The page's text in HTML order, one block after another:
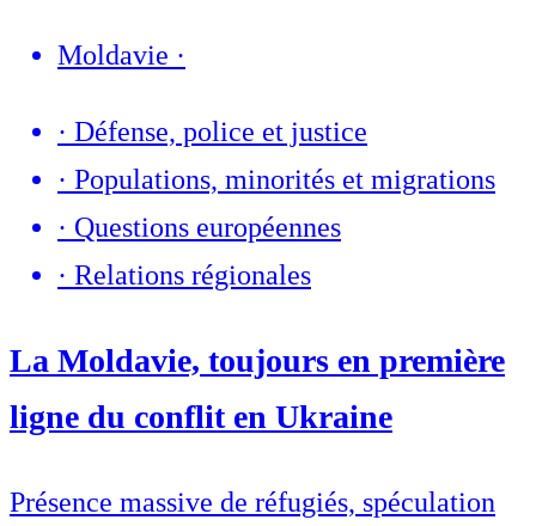
Moldavie ·
· Défense, police et justice
· Populations, minorités et migrations
· Questions européennes
· Relations régionales
La Moldavie, toujours en première
ligne du conflit en Ukraine
Présence massive de réfugiés, spéculation